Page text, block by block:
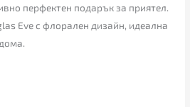
перфектен подарък за приятел.
Eve с флорален дизайн, идеална